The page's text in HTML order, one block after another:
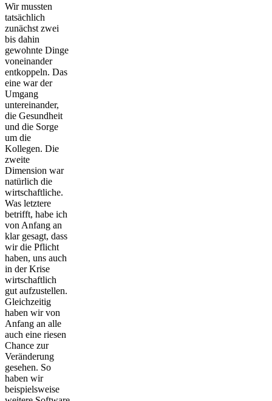
Wir mussten
tatsächlich
zunächst zwei
bis dahin
gewohnte Dinge
voneinander
entkoppeln. Das
eine war der
Umgang
untereinander,
die Gesundheit
und die Sorge
um die
Kollegen. Die
zweite
Dimension war
natürlich die
wirtschaftliche.
Was letztere
betrifft, habe ich
von Anfang an
klar gesagt, dass
wir die Pflicht
haben, uns auch
in der Krise
wirtschaftlich
gut aufzustellen.
Gleichzeitig
haben wir von
Anfang an alle
auch eine riesen
Chance zur
Veränderung
gesehen. So
haben wir
beispielsweise